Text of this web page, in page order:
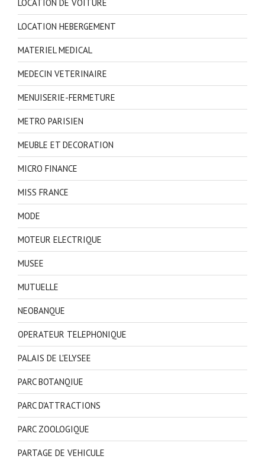
LOCATION DE VOITURE
LOCATION HEBERGEMENT
MATERIEL MEDICAL
MEDECIN VETERINAIRE
MENUISERIE-FERMETURE
METRO PARISIEN
MEUBLE ET DECORATION
MICRO FINANCE
MISS FRANCE
MODE
MOTEUR ELECTRIQUE
MUSEE
MUTUELLE
NEOBANQUE
OPERATEUR TELEPHONIQUE
PALAIS DE L'ELYSEE
PARC BOTANQIUE
PARC D'ATTRACTIONS
PARC ZOOLOGIQUE
PARTAGE DE VEHICULE